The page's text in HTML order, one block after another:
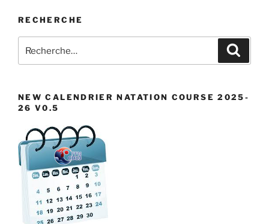
RECHERCHE
pour
NEW CALENDRIER NATATION COURSE 2025-
26 V0.5